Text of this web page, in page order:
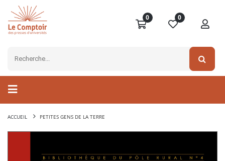
0 0
ACCUEIL PETITES GENS DE LA TERRE